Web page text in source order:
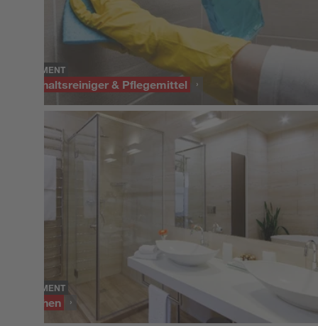
SORTIMENT
Haushaltsreiniger & Pflegemittel
SORTIMENT
Duschen